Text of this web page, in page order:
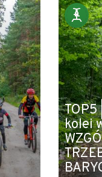
TOP5
kolei